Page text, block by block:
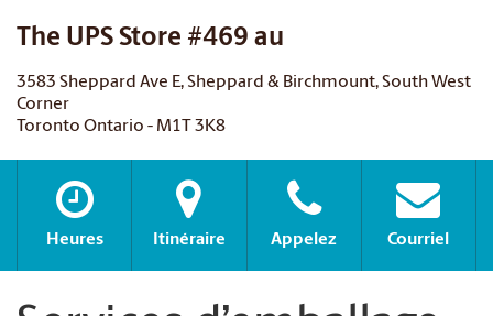
The UPS Store #469 au
3583 Sheppard Ave E, Sheppard & Birchmount, South West
Corner
Toronto Ontario - M1T 3K8
Heures Itinéraire Appelez Courriel